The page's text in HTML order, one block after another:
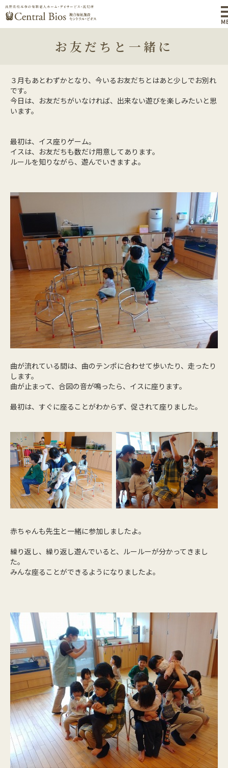
お友だちと一緒に
３月もあとわずかとなり、今いるお友だちとはあと少しでお別れ
です。
今日は、お友だちがいなければ、出来ない遊びを楽しみたいと思
います。
最初は、イス座りゲーム。
イスは、お友だちも数だけ用意してあります。
ルールを知りながら、遊んでいきますよ。
曲が流れている間は、曲のテンポに合わせて歩いたり、走ったり
します。
曲が止まって、合図の音が鳴ったら、イスに座ります。
最初は、すぐに座ることがわからず、促されて座りました。
赤ちゃんも先生と一緒に参加しましたよ。
繰り返し、繰り返し遊んでいると、ルールーが分かってきまし
た。
みんな座ることができるようになりましたよ。